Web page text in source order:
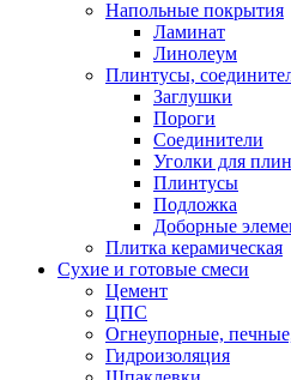
Напольные покрытия
Ламинат
Линолеум
Плинтусы,
Заглушки
Пороги
Соединители
Уголки для
Плинтусы
Подложка
Доборные
Плитка керамическая
Сухие и готовые смеси
Цемент
ЦПС
Огнеупорные,
Гидроизоляция